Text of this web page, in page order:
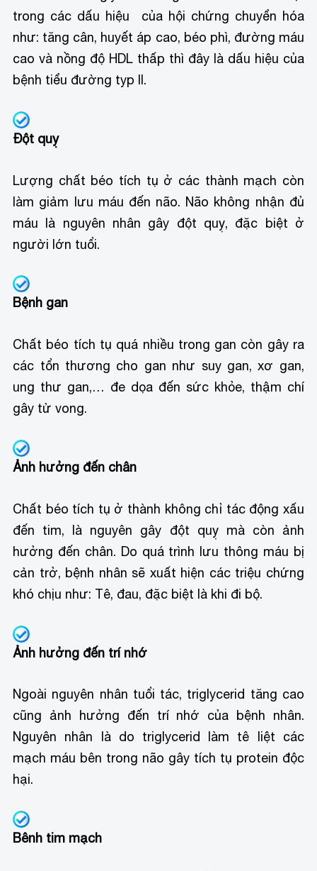
trong các dấu hiệu của hội chứng chuyển hóa
như: tăng cân, huyết áp cao, béo phì, đường máu
cao và nồng độ HDL thấp thì đây là dấu hiệu của
bệnh tiểu đường typ II.
Đột quỵ
Lượng chất béo tích tụ ở các thành mạch còn
làm giảm lưu máu đến não. Não không nhận đủ
máu là nguyên nhân gây đột quỵ, đặc biệt ở
người lớn tuổi.
Bệnh gan
Chất béo tích tụ quá nhiều trong gan còn gây ra
các tổn thương cho gan như suy gan, xơ gan,
ung thư gan,… đe dọa đến sức khỏe, thậm chí
gây tử vong.
Ảnh hưởng đến chân
Chất béo tích tụ ở thành không chỉ tác động xấu
đến tim, là nguyên gây đột quỵ mà còn ảnh
hưởng đến chân. Do quá trình lưu thông máu bị
cản trở, bệnh nhân sẽ xuất hiện các triệu chứng
khó chịu như: Tê, đau, đặc biệt là khi đi bộ.
Ảnh hưởng đến trí nhớ
Ngoài nguyên nhân tuổi tác, triglycerid tăng cao
cũng ảnh hưởng đến trí nhớ của bệnh nhân.
Nguyên nhân là do triglycerid làm tê liệt các
mạch máu bên trong não gây tích tụ protein độc
hại.
Bênh tim mạch